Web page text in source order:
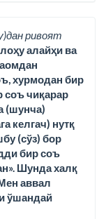
ривоят
алайҳи ва
хурмодан бир
соъ чиқарар
(шунча)
келгач) нутқ
(сўз) бор
бир соъ
Шунда халқ
аввал
ўшандай